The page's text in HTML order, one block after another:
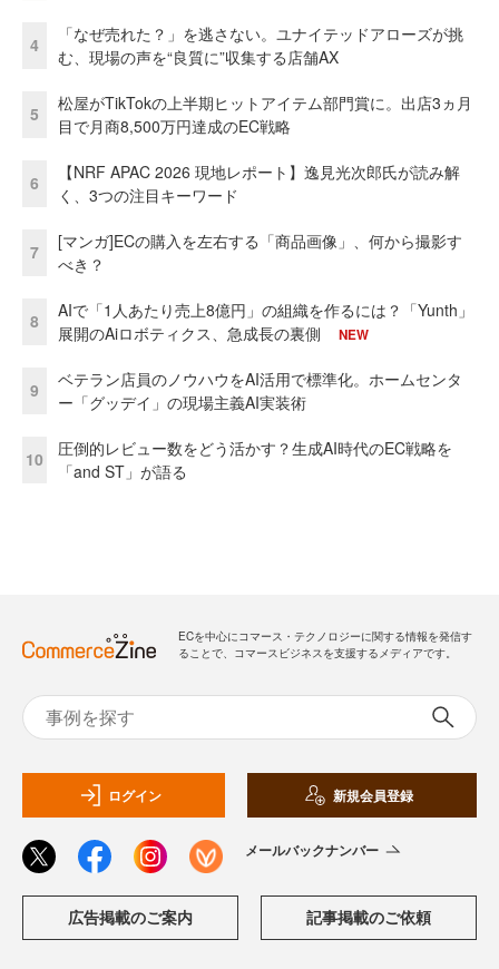
4
「なぜ売れた？」を逃さない。ユナイテッドアローズが挑
む、現場の声を“良質に”収集する店舗AX
5
松屋がTikTokの上半期ヒットアイテム部門賞に。出店3ヵ月
目で月商8,500万円達成のEC戦略
6
【NRF APAC 2026 現地レポート】逸見光次郎氏が読み解
く、3つの注目キーワード
7
[マンガ]ECの購入を左右する「商品画像」、何から撮影す
べき？
8
AIで「1人あたり売上8億円」の組織を作るには？「Yunth」
展開のAiロボティクス、急成長の裏側
NEW
9
ベテラン店員のノウハウをAI活用で標準化。ホームセンタ
ー「グッデイ」の現場主義AI実装術
10
圧倒的レビュー数をどう活かす？生成AI時代のEC戦略を
「and ST」が語る
ECを中心にコマース・テクノロジーに関する情報を発信す
ることで、コマースビジネスを支援するメディアです。
ログイン 新規会員登録
メールバックナンバー
広告掲載のご案内 記事掲載のご依頼